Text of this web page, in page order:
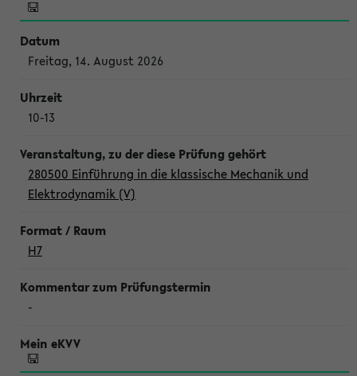
Freitag, 14. August 2026
10-13
280500 Einführung in die klassische Mechanik und
Elektrodynamik (V)
H7
-